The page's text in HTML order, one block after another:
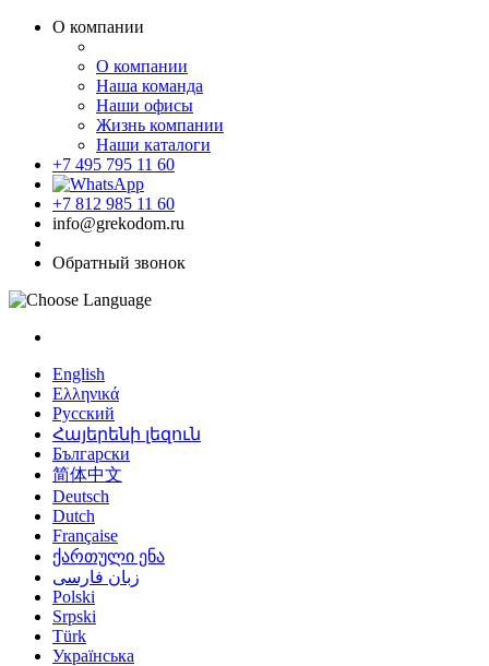
О компании
О компании
Наша команда
Наши офисы
Жизнь компании
Наши каталоги
+7 495 795 11 60
+7 812 985 11 60
info@grekodom.ru
Обратный звонок
English
Ελληνικά
Русский
Հայերենի լեզուն
Български
简体中文
Deutsch
Dutch
Française
ქართული ენა
زبان فارسی
Polski
Srpski
Türk
Українська